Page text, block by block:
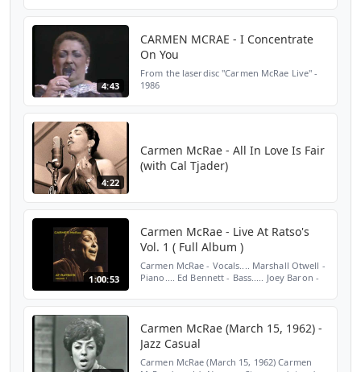
4:43
CARMEN MCRAE - I Concentrate
On You
From the laserdisc "Carmen McRae Live" -
1986
4:22
Carmen McRae - All In Love Is Fair
(with Cal Tjader)
1:00:53
Carmen McRae - Live At Ratso's
Vol. 1 ( Full Album )
Carmen McRae - Vocals.... Marshall Otwell -
Piano.... Ed Bennett - Bass..... Joey Baron -
Carmen McRae (March 15, 1962) -
Jazz Casual
Carmen McRae (March 15, 1962) Carmen